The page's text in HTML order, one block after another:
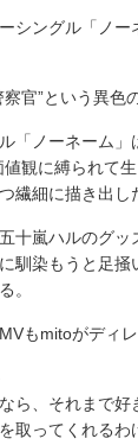
シングル「ノー
官”という異色
「ノーネーム」
観に縛られて
繊細に描き出し
十嵐ハルのグッ
馴染もうと足
。
もmitoがディレ
ら、それまで
取ってくれる